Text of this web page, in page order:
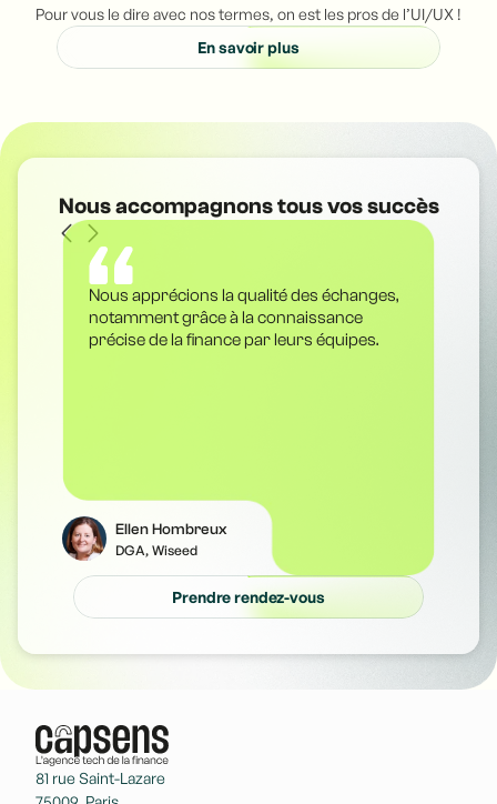
Pour vous le dire avec nos termes, on est les pros de l’UI/UX !
En savoir plus
Nous accompagnons tous vos succès
Nous apprécions la qualité des échanges,
notamment grâce à la connaissance
précise de la finance par leurs équipes.
Ellen Hombreux
DGA, Wiseed
Prendre rendez-vous
81 rue Saint-Lazare